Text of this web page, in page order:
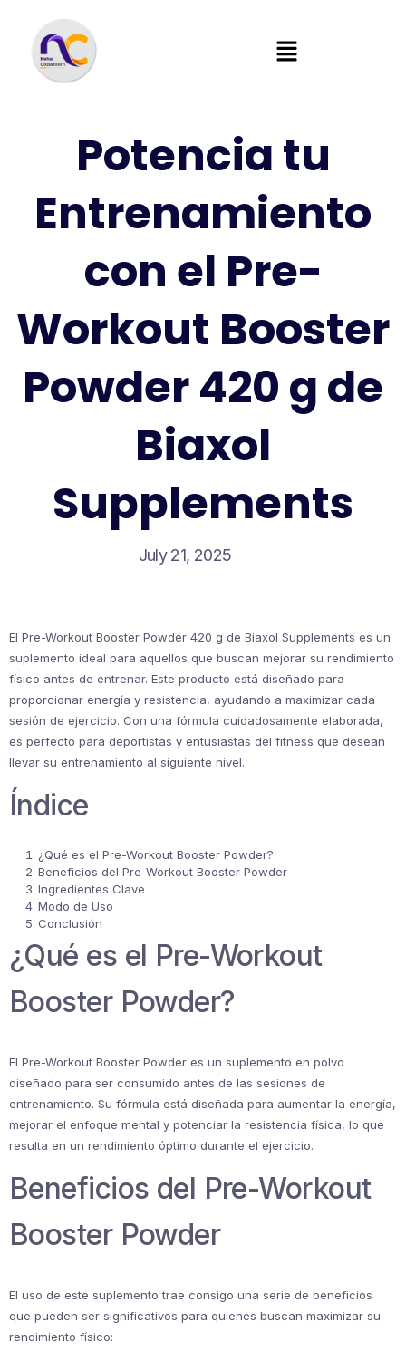
Potencia tu
Entrenamiento
con el Pre-
Workout Booster
Powder 420 g de
Biaxol
Supplements
July 21, 2025
El Pre-Workout Booster Powder 420 g de Biaxol Supplements es un
suplemento ideal para aquellos que buscan mejorar su rendimiento
físico antes de entrenar. Este producto está diseñado para
proporcionar energía y resistencia, ayudando a maximizar cada
sesión de ejercicio. Con una fórmula cuidadosamente elaborada,
es perfecto para deportistas y entusiastas del fitness que desean
llevar su entrenamiento al siguiente nivel.
Índice
¿Qué es el Pre-Workout Booster Powder?
Beneficios del Pre-Workout Booster Powder
Ingredientes Clave
Modo de Uso
Conclusión
¿Qué es el Pre-Workout
Booster Powder?
El Pre-Workout Booster Powder es un suplemento en polvo
diseñado para ser consumido antes de las sesiones de
entrenamiento. Su fórmula está diseñada para aumentar la energía,
mejorar el enfoque mental y potenciar la resistencia física, lo que
resulta en un rendimiento óptimo durante el ejercicio.
Beneficios del Pre-Workout
Booster Powder
El uso de este suplemento trae consigo una serie de beneficios
que pueden ser significativos para quienes buscan maximizar su
rendimiento físico: